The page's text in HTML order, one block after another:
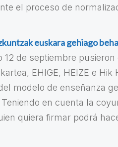
el proceso de
euskara gehiago
12 de septiembre pusieron
EHIGE, HEIZE e Hik
modelo de enseñanza
en cuenta la
quiera firmar podrá